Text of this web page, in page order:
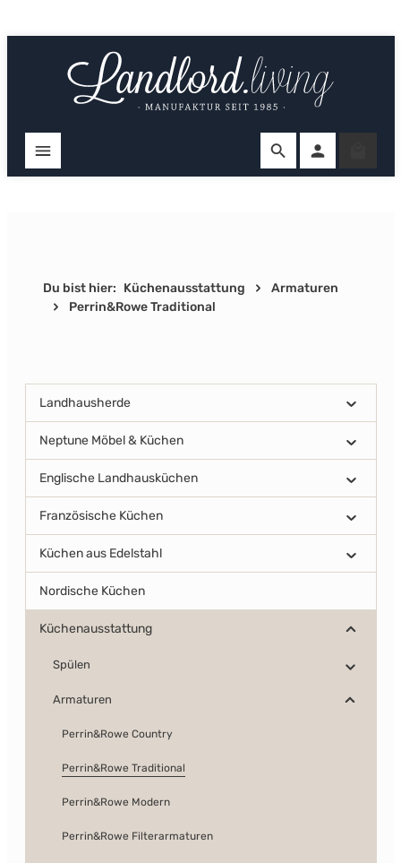
Du bist hier: Küchenausstattung
Armaturen
Perrin&Rowe Traditional
Landhausherde
Neptune Möbel & Küchen
Englische Landhausküchen
Französische Küchen
Küchen aus Edelstahl
Nordische Küchen
Küchenausstattung
Spülen
Armaturen
Perrin&Rowe Country
Perrin&Rowe Traditional
Perrin&Rowe Modern
Perrin&Rowe Filterarmaturen